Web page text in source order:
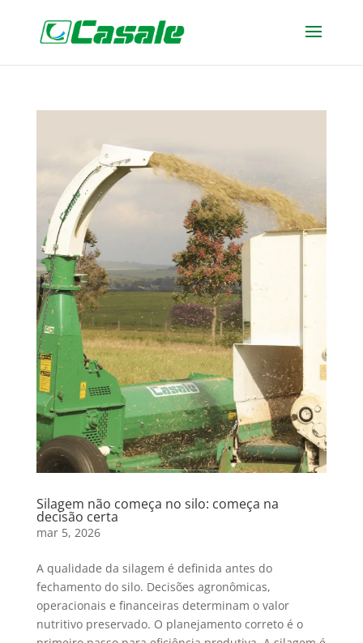
Silagem não começa no silo: começa na
decisão certa
mar 5, 2026
A qualidade da silagem é definida antes do
fechamento do silo. Decisões agronômicas,
operacionais e financeiras determinam o valor
nutritivo preservado. O planejamento correto é o